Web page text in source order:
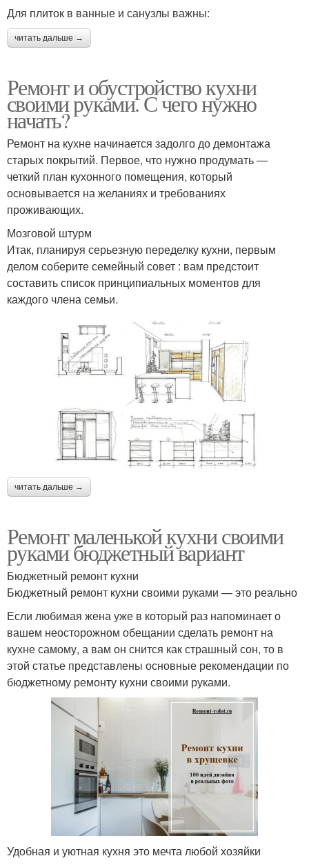
Для плиток в ванные и санузлы важны:
читать дальше →
Ремонт и обустройство кухни
своими руками. С чего нужно
начать?
Ремонт на кухне начинается задолго до демонтажа
старых покрытий. Первое, что нужно продумать —
четкий план кухонного помещения, который
основывается на желаниях и требованиях
проживающих.
Мозговой штурм
Итак, планируя серьезную переделку кухни, первым
делом соберите семейный совет : вам предстоит
составить список принципиальных моментов для
каждого члена семьи.
читать дальше →
Ремонт маленькой кухни своими
руками бюджетный вариант
Бюджетный ремонт кухни
Бюджетный ремонт кухни своими руками — это реально
Если любимая жена уже в который раз напоминает о
вашем неосторожном обещании сделать ремонт на
кухне самому, а вам он снится как страшный сон, то в
этой статье представлены основные рекомендации по
бюджетному ремонту кухни своими руками.
Удобная и уютная кухня это мечта любой хозяйки